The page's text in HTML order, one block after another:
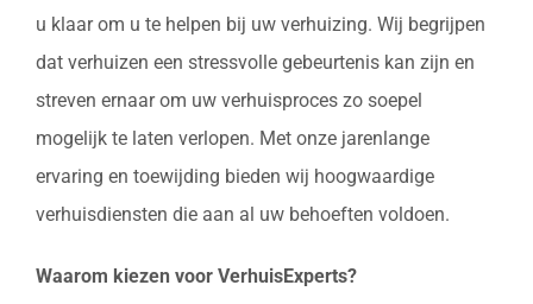
u klaar om u te helpen bij uw verhuizing. Wij begrijpen
dat verhuizen een stressvolle gebeurtenis kan zijn en
streven ernaar om uw verhuisproces zo soepel
mogelijk te laten verlopen. Met onze jarenlange
ervaring en toewijding bieden wij hoogwaardige
verhuisdiensten die aan al uw behoeften voldoen.
Waarom kiezen voor VerhuisExperts?